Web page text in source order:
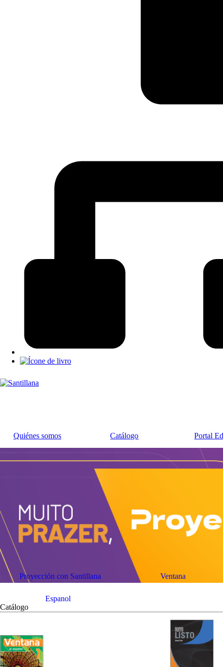
Quiénes somos Catálogo Portal
Proyección con Santillana
Espanol
Ventana
Catálogo